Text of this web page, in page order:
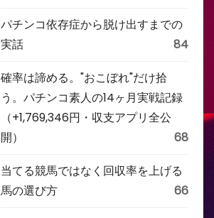
パチンコ依存症から脱け出すまでの
実話
84
確率は諦める。"おこぼれ"だけ拾
う。パチンコ素人の14ヶ月実戦記録
（+1,769,346円・収支アプリ全公
開）
68
当てる競馬ではなく回収率を上げる
馬の選び方
66